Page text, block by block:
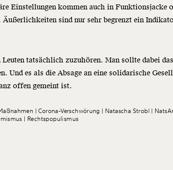
Einstellungen kommen auch in Funktionsjacke
Äußerlichkeiten sind nur sehr begrenzt ein
Leuten tatsächlich zuzuhören. Man sollte dabei
Und es als die Absage an eine solidarische
offen gemeint ist.
Corona-Verschwörung Natascha Strobl
Rechtspopulismus